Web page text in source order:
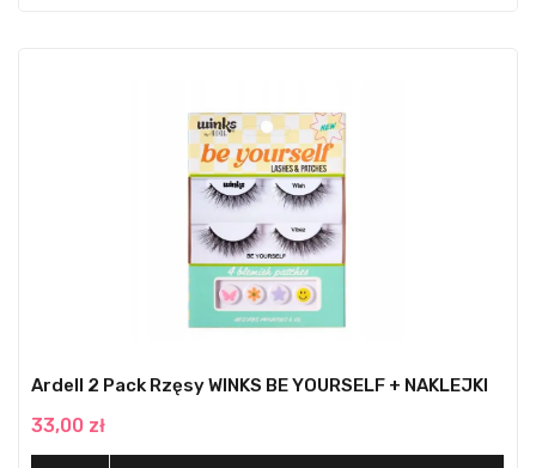
Ardell 2 Pack Rzęsy WINKS BE YOURSELF + NAKLEJKI
33,00 zł